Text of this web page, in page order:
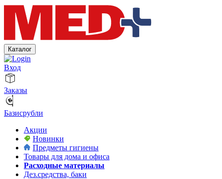
Каталог
Вход
Заказы
Базисрубли
Акции
Новинки
Предметы гигиены
Товары для дома и офиса
Расходные материалы
Дез.средства, баки